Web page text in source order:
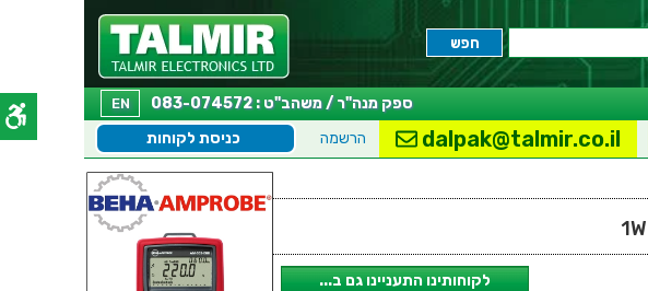
EN
ספק מנה"ר / משהב"ט : 083-074572
כניסת לקוחות הרשמה dalpak@talmir.co.il
לקוחותינו התעניינו גם ב...